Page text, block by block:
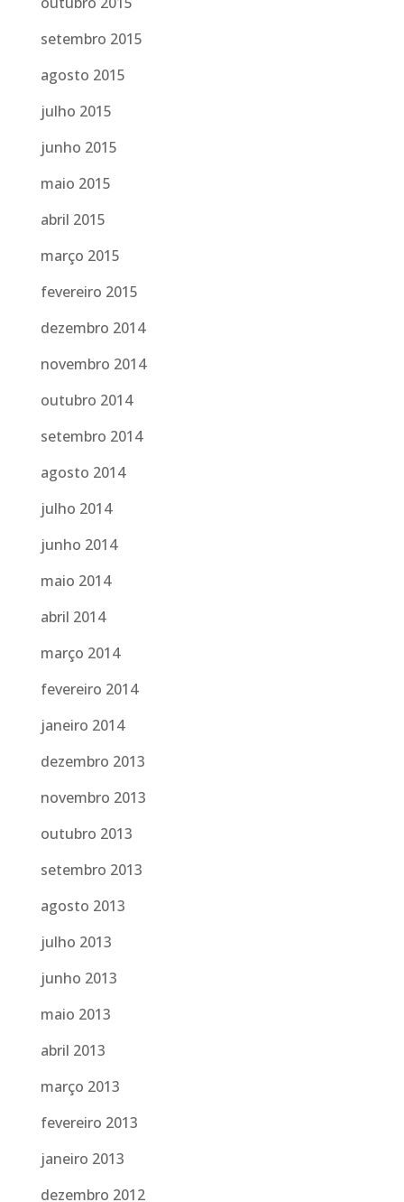
setembro 2015
agosto 2015
julho 2015
junho 2015
maio 2015
abril 2015
março 2015
fevereiro 2015
dezembro 2014
novembro 2014
outubro 2014
setembro 2014
agosto 2014
julho 2014
junho 2014
maio 2014
abril 2014
março 2014
fevereiro 2014
janeiro 2014
dezembro 2013
novembro 2013
outubro 2013
setembro 2013
agosto 2013
julho 2013
junho 2013
maio 2013
abril 2013
março 2013
fevereiro 2013
janeiro 2013
dezembro 2012